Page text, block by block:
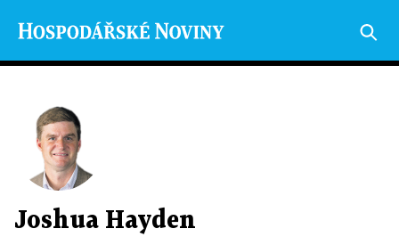
Joshua Hayden